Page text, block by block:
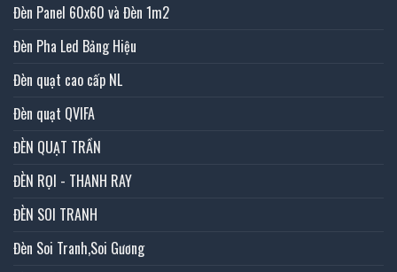
Đèn Panel 60x60 và Đèn 1m2
Đèn Pha Led Bảng Hiệu
Đèn quạt cao cấp NL
Đèn quạt QVIFA
ĐÈN QUẠT TRẦN
ĐÈN RỌI - THANH RAY
ĐÈN SOI TRANH
Đèn Soi Tranh,Soi Gương